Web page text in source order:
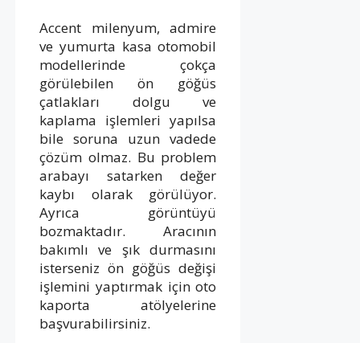
Accent milenyum, admire
ve yumurta kasa otomobil
modellerinde çokça
görülebilen ön göğüs
çatlakları dolgu ve
kaplama işlemleri yapılsa
bile soruna uzun vadede
çözüm olmaz. Bu problem
arabayı satarken değer
kaybı olarak görülüyor.
Ayrıca görüntüyü
bozmaktadır. Aracının
bakımlı ve şık durmasını
isterseniz ön göğüs değişi
işlemini yaptırmak için oto
kaporta atölyelerine
başvurabilirsiniz.